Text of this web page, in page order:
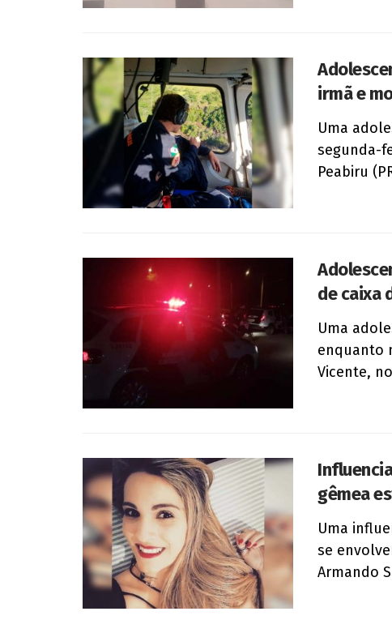
irmã e
Uma
segunda-
Peabiru
de caixa
Uma
enquanto
Vicente,
gêmea
Uma
se
Armando